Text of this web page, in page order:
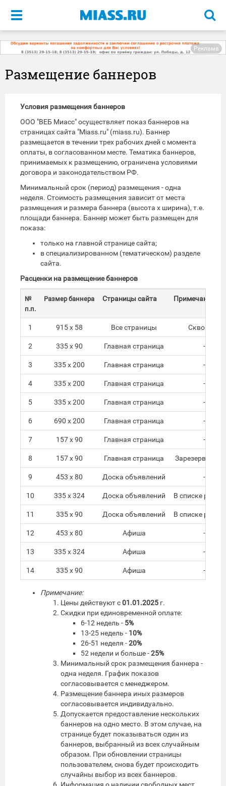
Меню
Реклама
Размещение баннеров
Условия размещения баннеров
ООО "ВЕБ Миасс" осуществляет показ баннеров на
страницах сайта "Miass.ru" (miass.ru). Баннер
размещается в течении трех рабочих дней с момента
оплаты, в согласованном месте. Тематика баннеров,
принимаемых к размещению, ограничена условиями
договора и законодательством РФ.
Минимальный срок (период) размещения - одна
неделя. Стоимость размещения зависит от места
размещения и размера баннера (высота х ширина), т.е.
площади баннера. Баннер может быть размещен для
показа:
только на главной странице сайта;
в специализированном (тематическом) разделе
сайта.
Расценки на размещение баннеров
№
п.п.
Размер баннера Страницы сайта Примечание
1 915 х 58 Все страницы Сквозной
2 335 х 90 Главная страница -
3 335 х 200 Главная страница -
4 335 х 200 Главная страница -
5 335 х 200 Главная страница -
6 690 х 200 Главная страница -
7 157 x 90 Главная страница -
8 157 x 90 Главная страница
9 453 х 80 Доска объявлений -
10 335 х 324 Доска объявлений В списке
11 335 х 90 Доска объявлений В списке
12 453 х 80 Афиша -
13 335 х 324 Афиша -
14 335 х 90 Афиша -
Примечание:
Цены действуют с01.01.2025 г.
Скидки при единовременной оплате:
6-12 недель - 5%
13-25 недель - 10%
26-51 неделя -20%
52 недели и больше -25%
Минимальный срок размещения баннера -
одна неделя. График показов
согласовывается с менеджером.
Размещение баннера иных размеров
согласовывается индивидуально.
Допускается предоставление нескольких
баннеров на одно место. В этом случае, на
странице будет показываться один из
баннеров, выбранный из всех случайным
образом. При обновлении страницы
пользователем, снова будет происходить
случайны выбор из всех баннеров.